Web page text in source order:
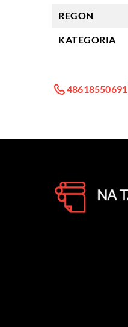
REGON
KATEGORIA
48618550691